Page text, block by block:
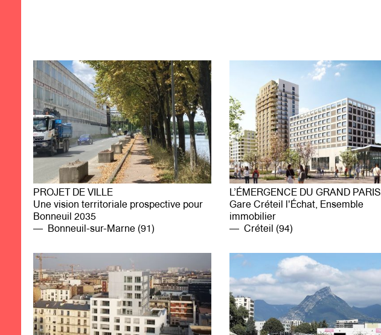
PROJET DE VILLE
Une vision territoriale prospective pour
Bonneuil 2035
Bonneuil-sur-Marne (91)
L’ÉMERGENCE DU GRAND PARIS
Gare Créteil l'Échat, Ensemble
immobilier
Créteil (94)